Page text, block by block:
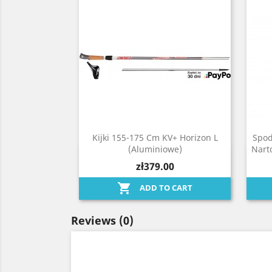
Kijki 155-175 Cm KV+ Horizon L
(aluminiowe)
zł379.00
 ADD TO CART
Quick view
Reviews (0)